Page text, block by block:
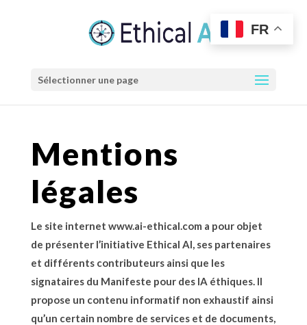
Sélectionner une page
Mentions
légales
Le site internet www.ai-ethical.com a pour objet
de présenter l’initiative Ethical AI, ses partenaires
et différents contributeurs ainsi que les
signataires du Manifeste pour des IA éthiques. Il
propose un contenu informatif non exhaustif ainsi
qu’un certain nombre de services et de documents,
FR